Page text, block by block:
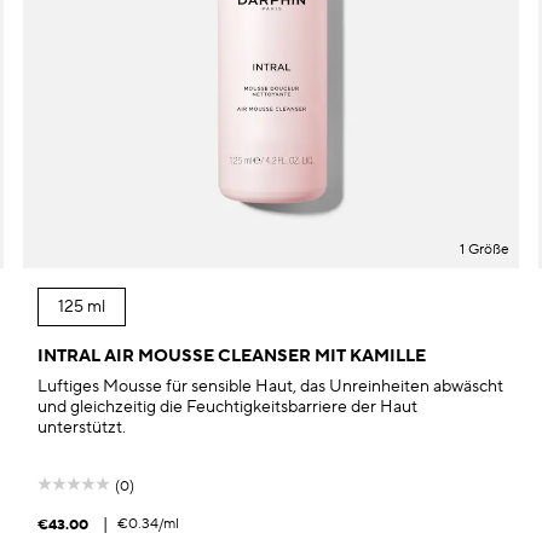
1 Größe
125 ml
INTRAL AIR MOUSSE CLEANSER MIT KAMILLE
Luftiges Mousse für sensible Haut, das Unreinheiten abwäscht
und gleichzeitig die Feuchtigkeitsbarriere der Haut
unterstützt.
(0)
€43.00 €0.34/ml